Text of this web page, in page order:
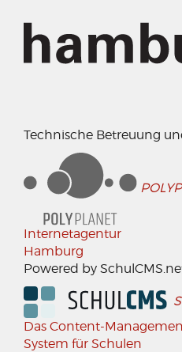
Technische Betreuung
Internetagentur
Hamburg
Powered by
Das Content-
System für Schulen